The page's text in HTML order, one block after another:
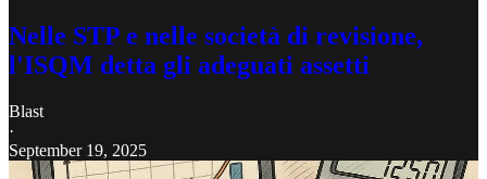
Nelle STP e nelle società di revisione,
l'ISQM detta gli adeguati assetti
Blast
·
September 19, 2025